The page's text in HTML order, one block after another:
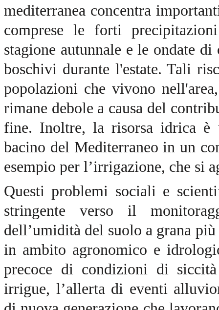
mediterranea concentra
comprese le forti
stagione autunnale e le ondate
boschivi durante l'estate. Tali
popolazioni che vivono
rimane debole a causa del
fine. Inoltre, la risorsa idrica è
bacino del Mediterraneo in un
esempio per l’irrigazione, che si
Questi problemi sociali e
stringente verso il
dell’umidità del suolo a grana
in ambito agronomico e
precoce di condizioni di
irrigue, l’allerta di eventi